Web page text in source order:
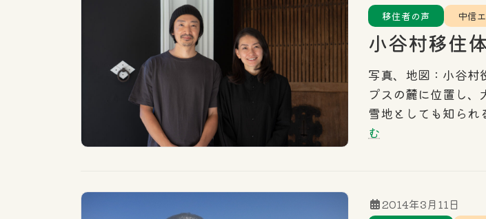
カテゴリー一覧 北信エリア 東信エリア 中
フリーワード検索
移住者の声 中信
小谷村移住
写真、地図：小谷村
プスの麓に位置し
雪地としても知ら
む
2014年3月11日